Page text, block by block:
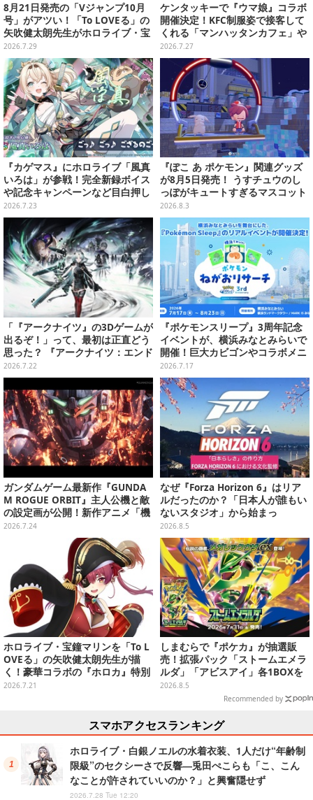
8月21日発売の「Vジャンプ10月
号」がアツい！「To LOVEる」の
矢吹健太朗先生がホロライブ・宝
鐘マリンを描く、豪華コラボ『ホ
ロカ』も付録
2026.7.29
ケンタッキーで『ウマ娘』コラボ
開催決定！KFC制服姿で接客して
くれる「マンハッタンカフェ」や
「ダンツフレーム」たちが可愛い
2026.7.27
『カゲマス』にホロライブ「風真
いろは」が参戦！完全新録ボイス
や記念キャンペーンなど目白押し
―過去コラボキャラも復刻
2026.7.23
『ぽこ あ ポケモン』関連グッズ
が8月5日発売！ うすチュウのし
っぽがキュートすぎるマスコット
など、まとめてご紹介
2026.8.3
「『アークナイツ』の3Dゲームが
出るぞ！」って、最初は正直どう
思った？ 『アークナイツ：エンド
フィールド』リリース半年を機
に、4人のインフルエンサーに聞
いてみたーシリーズを“奥深く”ま
で追ってきたからこその視点【座
談会】
2026.7.22
『ポケモンスリープ』3周年記念
イベントが、横浜みなとみらいで
開催！巨大カビゴンやコラボメニ
ューなど限定企画がいっぱい
2026.7.17
ガンダムゲーム最新作『GUNDA
M ROGUE ORBIT』主人公機と敵
の設定画が公開！新作アニメ「機
動戦士ガンダムRG アレックスゼ
ロ」の約100年後を描く作品に
2026.7.24
なぜ『Forza Horizon 6』はリア
ルだったのか？「日本人が誰もい
ないスタジオ」から始まっ
た、“生活感のある日本"の作り方
【CEDEC2026】
2026.8.5
ホロライブ・宝鐘マリンを「To L
OVEる」の矢吹健太朗先生が描
く！豪華コラボの『ホロカ』特別
カードが「Vジャンプ10月号」に
2026.7.21
しまむらで『ポケカ』が抽選販
売！拡張パック「ストームエメラ
ルダ」「アビスアイ」各1BOXを
ラインナップ
2026.8.5
Recommended by
スマホアクセスランキング
ホロライブ・白銀ノエルの水着衣装、1人だけ“年齢制
限級”のセクシーさで反響―兎田ぺこらも「こ、こん
なことが許されていいのか？」と興奮隠せず
2026.7.28 Tue 12:20